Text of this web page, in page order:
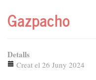
Gazpacho
Detalls
Creat el 26 Juny 2024